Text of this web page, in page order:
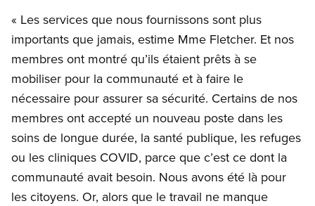
« Les services que nous fournissons sont plus
importants que jamais, estime Mme Fletcher. Et nos
membres ont montré qu’ils étaient prêts à se
mobiliser pour la communauté et à faire le
nécessaire pour assurer sa sécurité. Certains de nos
membres ont accepté un nouveau poste dans les
soins de longue durée, la santé publique, les refuges
ou les cliniques COVID, parce que c’est ce dont la
communauté avait besoin. Nous avons été là pour
les citoyens. Or, alors que le travail ne manque